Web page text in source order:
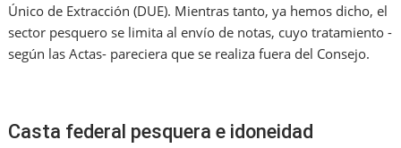
Único de Extracción (DUE). Mientras tanto, ya hemos dicho, el
sector pesquero se limita al envío de notas, cuyo tratamiento -
según las Actas- pareciera que se realiza fuera del Consejo.
Casta federal pesquera e idoneidad